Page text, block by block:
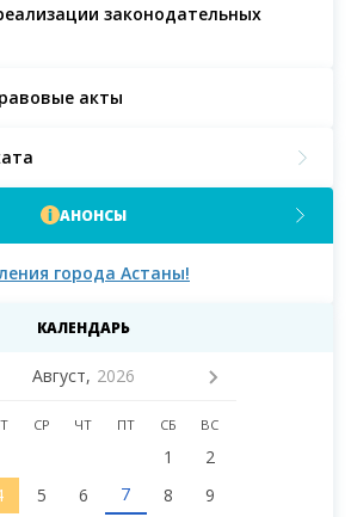
законодательных
акты
АНОНСЫ
города Астаны!
КАЛЕНДАРЬ
Август, 2026
СР ЧТ ПТ СБ ВС
1
2
5 6 7 8
9